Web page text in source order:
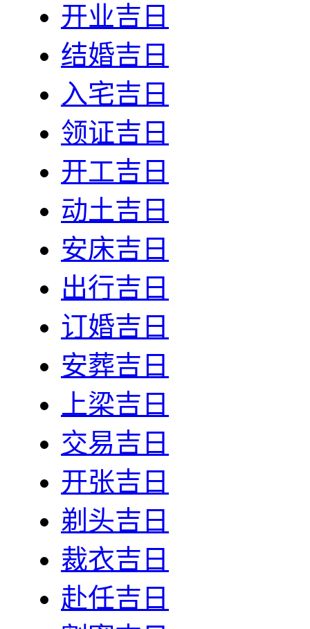
开业吉日
结婚吉日
入宅吉日
领证吉日
开工吉日
动土吉日
安床吉日
出行吉日
订婚吉日
安葬吉日
上梁吉日
交易吉日
开张吉日
剃头吉日
裁衣吉日
赴任吉日